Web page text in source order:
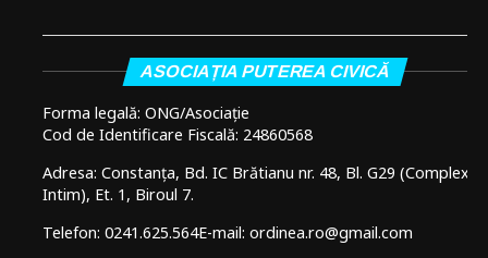
ASOCIAȚIA PUTEREA CIVICĂ
Forma legală: ONG/Asociație
Cod de Identificare Fiscală: 24860568
Adresa: Constanța, Bd. IC Brătianu nr. 48, Bl. G29 (Complex
Intim), Et. 1, Biroul 7.
Telefon: 0241.625.564E-mail: ordinea.ro@gmail.com